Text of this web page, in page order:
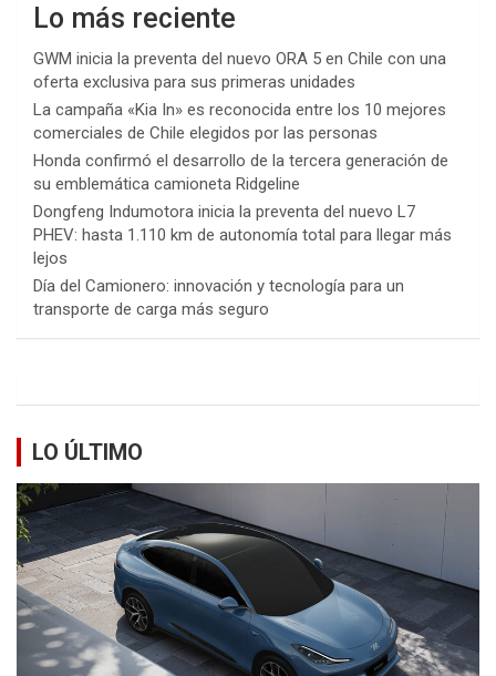
Lo más reciente
GWM inicia la preventa del nuevo ORA 5 en Chile con una
oferta exclusiva para sus primeras unidades
La campaña «Kia In» es reconocida entre los 10 mejores
comerciales de Chile elegidos por las personas
Honda confirmó el desarrollo de la tercera generación de
su emblemática camioneta Ridgeline
Dongfeng Indumotora inicia la preventa del nuevo L7
PHEV: hasta 1.110 km de autonomía total para llegar más
lejos
Día del Camionero: innovación y tecnología para un
transporte de carga más seguro
LO ÚLTIMO